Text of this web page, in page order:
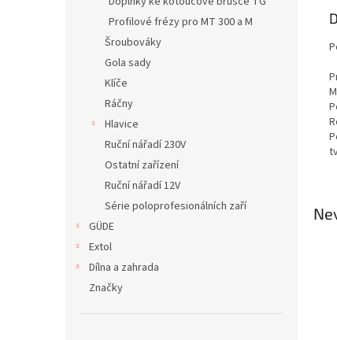
Profilové frézy pro MT 300 a M
Šroubováky
Gola sady
Klíče
Ráčny
Hlavice
Ruční nářadí 230V
Ostatní zařízení
Ruční nářadí 12V
Série poloprofesionálních zaří
GÜDE
Extol
Dílna a zahrada
Značky